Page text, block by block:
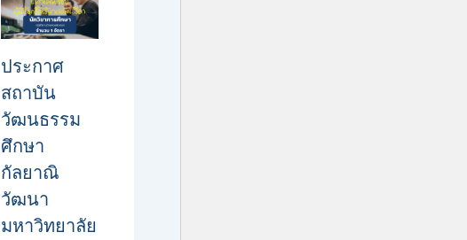
ประกาศ
สถาบัน
วัฒนธรรม
ศึกษา
กัลยาณิ
วัฒนา
มหาวิทยาลัย